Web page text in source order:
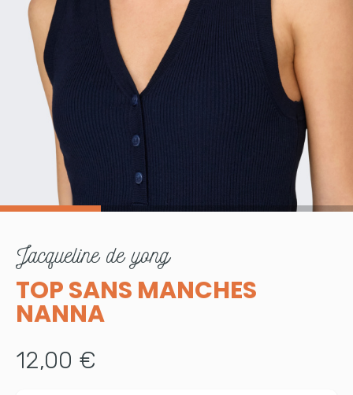
jacqueline de yong
TOP SANS MANCHES
NANNA
12,00 €